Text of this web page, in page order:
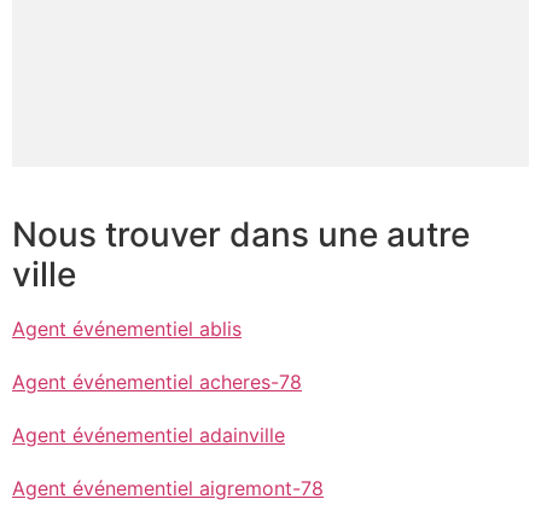
Nous trouver dans une autre
ville
Agent événementiel ablis
Agent événementiel acheres-78
Agent événementiel adainville
Agent événementiel aigremont-78